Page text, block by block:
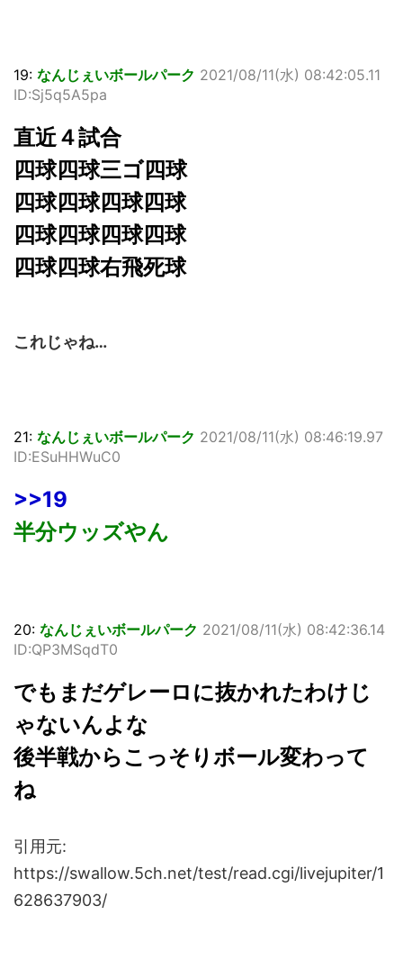
19: なんじぇいボールパーク 2021/08/11(水) 08:42:05.11
ID:Sj5q5A5pa
直近４試合
四球四球三ゴ四球
四球四球四球四球
四球四球四球四球
四球四球右飛死球
これじゃね…
21: なんじぇいボールパーク 2021/08/11(水) 08:46:19.97
ID:ESuHHWuC0
>>19
半分ウッズやん
20: なんじぇいボールパーク 2021/08/11(水) 08:42:36.14
ID:QP3MSqdT0
でもまだゲレーロに抜かれたわけじ
ゃないんよな
後半戦からこっそりボール変わって
ね
引用元:
https://swallow.5ch.net/test/read.cgi/livejupiter/1
628637903/